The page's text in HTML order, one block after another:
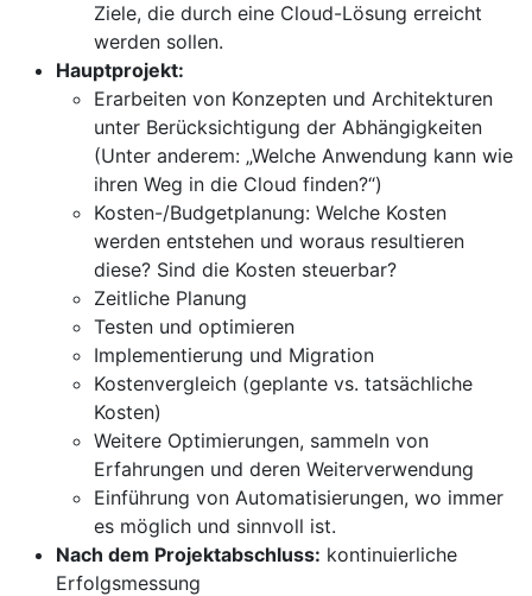
Ziele, die durch eine Cloud-Lösung erreicht
werden sollen.
Hauptprojekt:
Erarbeiten von Konzepten und Architekturen
unter Berücksichtigung der Abhängigkeiten
(Unter anderem: „Welche Anwendung kann wie
ihren Weg in die Cloud finden?“)
Kosten-/Budgetplanung: Welche Kosten
werden entstehen und woraus resultieren
diese? Sind die Kosten steuerbar?
Zeitliche Planung
Testen und optimieren
Implementierung und Migration
Kostenvergleich (geplante vs. tatsächliche
Kosten)
Weitere Optimierungen, sammeln von
Erfahrungen und deren Weiterverwendung
Einführung von Automatisierungen, wo immer
es möglich und sinnvoll ist.
Nach dem Projektabschluss: kontinuierliche
Erfolgsmessung